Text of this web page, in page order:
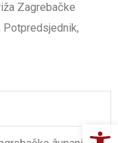
Zagrebačke
Potpredsjednik,